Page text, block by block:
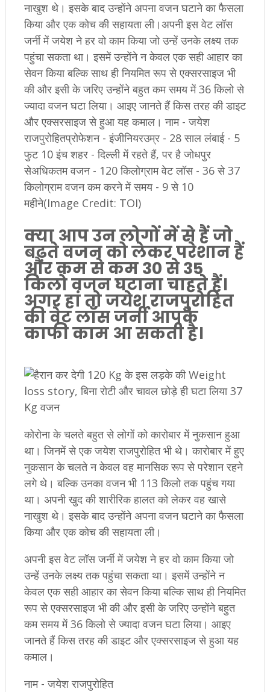
नाखुश थे। इसके बाद उन्होंने अपना वजन घटाने का फैसला
किया और एक कोच की सहायता ली।अपनी इस वेट लॉस
जर्नी में जयेश ने हर वो काम किया जो उन्हें उनके लक्ष्य तक
पहुंचा सकता था। इसमें उन्होंने न केवल एक सही आहार का
सेवन किया बल्‍कि साथ ही नियमित रूप से एक्सरसाइज भी
की और इसी के जरिए उन्होंने बहुत कम समय में 36 किलो से
ज्यादा वजन घटा लिया। आइए जानते हैं किस तरह की डाइट
और एक्सरसाइज से हुआ यह कमाल। नाम - जयेश
राजपुरोहितप्रोफेशन - इंजीनियरउम्र - 28 साल लंबाई - 5
फुट 10 इंच शहर - दिल्ली में रहते हैं, पर है जोधपुर
सेअधिकतम वजन - 120 किलोग्राम वेट लॉस - 36 से 37
किलोग्राम वजन कम करने में समय - 9 से 10
महीने(Image Credit: TOI)
क्या आप उन लोगों में से हैं जो
बढ़ते वजन को लेकर परेशान हैं
और कम से कम 30 से 35
किलो वजन घटाना चाहते हैं।
अगर हां तो जयेश राजपुरोहित
की वेट लॉस जर्नी आपके
काफी काम आ सकती है।
कोरोना के चलते बहुत से लोगों को कारोबार में नुकसान हुआ
था। जिनमें से एक जयेश राजपुरोहित भी थे। कारोबार में हुए
नुकसान के चलते न केवल वह मानसिक रूप से परेशान रहने
लगे थे। बल्कि उनका वजन भी 113 किलो तक पहुंच गया
था। अपनी खुद की शारीरिक हालत को लेकर वह खासे
नाखुश थे। इसके बाद उन्होंने अपना वजन घटाने का फैसला
किया और एक कोच की सहायता ली।
अपनी इस वेट लॉस जर्नी में जयेश ने हर वो काम किया जो
उन्हें उनके लक्ष्य तक पहुंचा सकता था। इसमें उन्होंने न
केवल एक सही आहार का सेवन किया बल्‍कि साथ ही नियमित
रूप से एक्सरसाइज भी की और इसी के जरिए उन्होंने बहुत
कम समय में 36 किलो से ज्यादा वजन घटा लिया। आइए
जानते हैं किस तरह की डाइट और एक्सरसाइज से हुआ यह
कमाल।
नाम - जयेश राजपुरोहित